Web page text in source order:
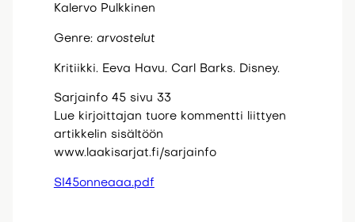
Kalervo Pulkkinen
Genre:arvostelut
Kritiikki. Eeva Havu. Carl Barks. Disney.
Sarjainfo 45 sivu 33
Lue kirjoittajan tuore kommentti liittyen
artikkelin sisältöön
www.laakisarjat.fi/sarjainfo
SI45onneaaa.pdf